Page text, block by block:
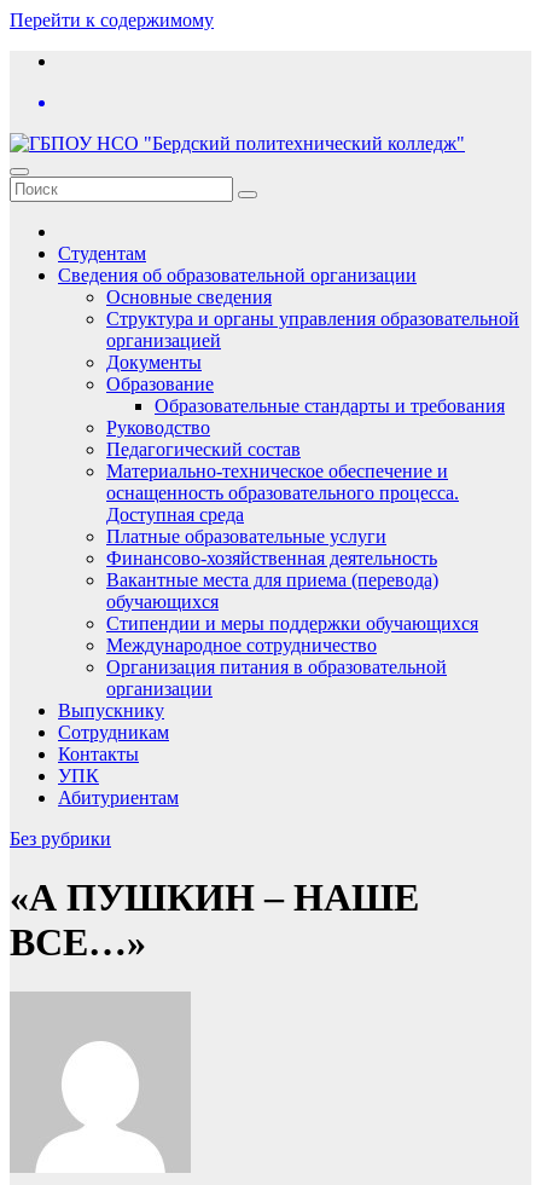
Перейти к содержимому
Студентам
Сведения об образовательной организации
Основные сведения
Структура и органы управления образовательной
организацией
Документы
Образование
Образовательные стандарты и требования
Руководство
Педагогический состав
Материально-техническое обеспечение и
оснащенность образовательного процесса.
Доступная среда
Платные образовательные услуги
Финансово-хозяйственная деятельность
Вакантные места для приема (перевода)
обучающихся
Стипендии и меры поддержки обучающихся
Международное сотрудничество
Организация питания в образовательной
организации
Выпускнику
Сотрудникам
Контакты
УПК
Абитуриентам
Без рубрики
«А ПУШКИН – НАШЕ
ВСЕ…»